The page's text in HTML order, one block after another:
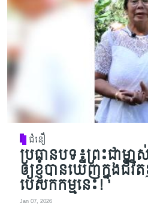
ជំនឿ
ប្រធានបទ៖ព្រះជាម្ចាស់
ឲ្យខ្ញុំបានឃើញក្នុងជីវិត
បេសកកម្មនេះ!
Jan 07, 2026